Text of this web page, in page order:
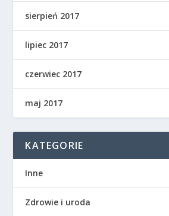
sierpień 2017
lipiec 2017
czerwiec 2017
maj 2017
KATEGORIE
Inne
Zdrowie i uroda